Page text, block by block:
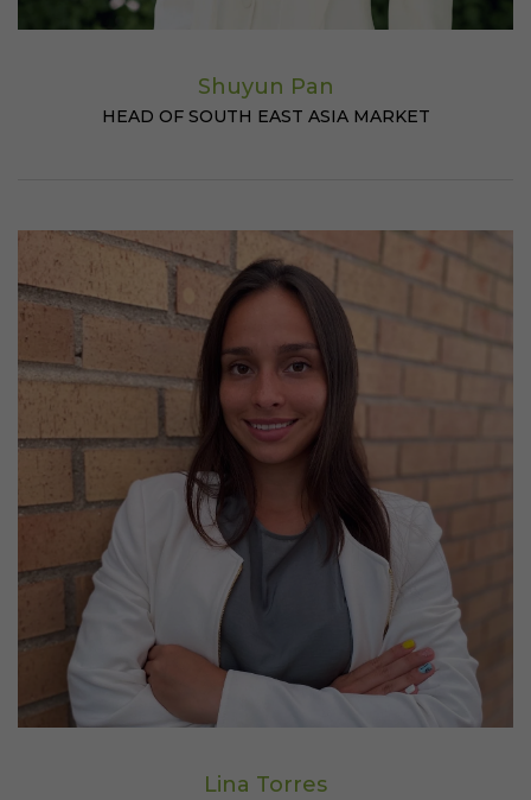
Shuyun Pan
HEAD OF SOUTH EAST ASIA MARKET
Lina Torres